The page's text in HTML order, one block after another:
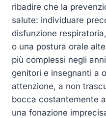
ribadire che la
salute: individuare
disfunzione
o una postura orale
più complessi negli
genitori e insegnanti a
attenzione, a non
bocca costantemente
una fonazione